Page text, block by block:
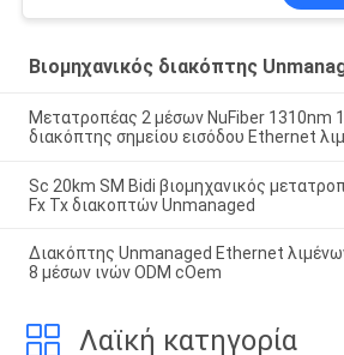
Βιομηχανικός διακόπτης
Μετατροπέας 2 μέσων NuFiber 1310nm
διακόπτης σημείου εισόδου Ethernet
Sc 20km SM Bidi βιομηχανικός
Fx Tx διακοπτών Unmanaged
Διακόπτης Unmanaged Ethernet
8 μέσων ινών ODM cOem
Λαϊκή κατηγορία